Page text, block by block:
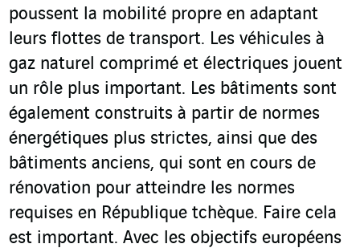
poussent la mobilité propre en adaptant
leurs flottes de transport. Les véhicules à
gaz naturel comprimé et électriques jouent
un rôle plus important. Les bâtiments sont
également construits à partir de normes
énergétiques plus strictes, ainsi que des
bâtiments anciens, qui sont en cours de
rénovation pour atteindre les normes
requises en République tchèque. Faire cela
est important. Avec les objectifs européens